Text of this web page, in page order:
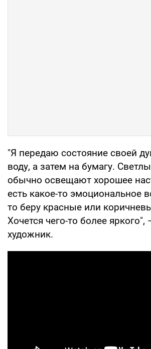
"Я передаю состояние своей
воду, а затем на бумагу.
обычно освещают хорошее
есть какое-то эмоциональное
то беру красные или
Хочется чего-то более яркого",
художник.